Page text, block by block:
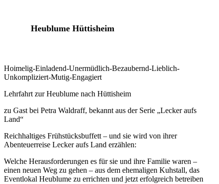
Heublume Hüttisheim
Hoimelig-Einladend-Unermüdlich-Bezaubernd-Lieblich-
Unkompliziert-Mutig-Engagiert
Lehrfahrt zur Heublume nach Hüttisheim
zu Gast bei Petra Waldraff, bekannt aus der Serie „Lecker aufs
Land“
Reichhaltiges Frühstücksbuffett – und sie wird von ihrer
Abenteuerreise Lecker aufs Land erzählen:
Welche Herausforderungen es für sie und ihre Familie waren –
einen neuen Weg zu gehen – aus dem ehemaligen Kuhstall, das
Eventlokal Heublume zu errichten und jetzt erfolgreich betreiben